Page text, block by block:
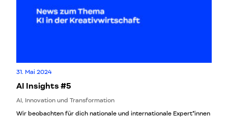
31. Mai 2024
AI Insights #5
AI, Innovation und Transformation
Wir beobachten für dich nationale und internationale Expert*innen